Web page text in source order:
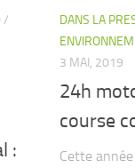
/
:
DANS LA
3 MAI, 2019
24h
course
Cette